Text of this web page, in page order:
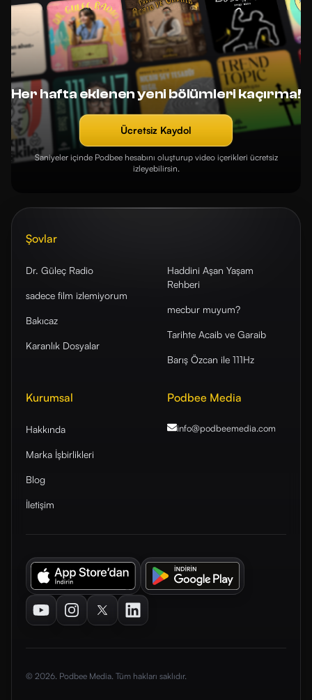
Her hafta eklenen yeni bölümleri kaçırma!
Ücretsiz Kaydol
Saniyeler içinde Podbee hesabını oluşturup video içerikleri ücretsiz
izleyebilirsin.
Şovlar
Dr. Güleç Radio
sadece film izlemiyorum
Bakıcaz
Karanlık Dosyalar
Haddini Aşan Yaşam
Rehberi
mecbur muyum?
Tarihte Acaib ve Garaib
Barış Özcan ile 111Hz
Kurumsal
Hakkında
Marka İşbirlikleri
Blog
İletişim
Podbee Media
info@podbeemedia.com
YoutubeInstagramTwitterLinkedIn
© 2026. Podbee Media. Tüm hakları saklıdır.